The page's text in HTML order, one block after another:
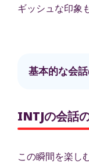
ギッシュな印象
基本的な会
INTJの会話
この瞬間を楽し